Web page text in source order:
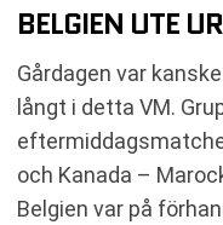
BELGIEN UTE
Gårdagen var
långt i detta VM.
och Kanada –
Belgien var på